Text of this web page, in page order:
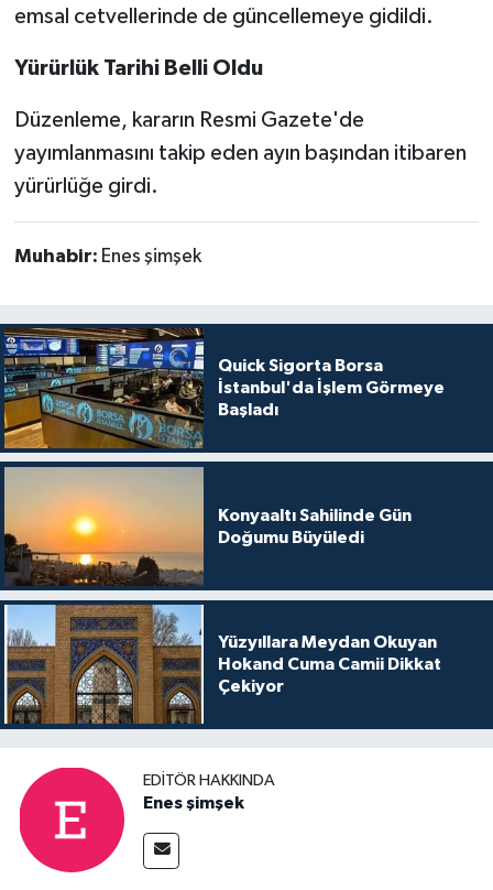
emsal cetvellerinde de güncellemeye gidildi.
Yürürlük Tarihi Belli Oldu
Düzenleme, kararın Resmi Gazete'de
yayımlanmasını takip eden ayın başından itibaren
yürürlüğe girdi.
Muhabir: Enes şimşek
Quick Sigorta Borsa
İstanbul'da İşlem Görmeye
Başladı
Konyaaltı Sahilinde Gün
Doğumu Büyüledi
Yüzyıllara Meydan Okuyan
Hokand Cuma Camii Dikkat
Çekiyor
EDITÖR HAKKINDA
Enes şimşek